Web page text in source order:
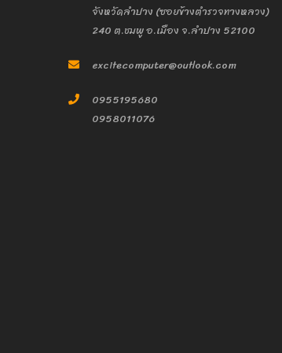
จังหวัดลำปาง (ซอยข้างตำรวจทางหลวง)
240 ต.ชมพู อ.เมือง จ.ลำปาง 52100
excitecomputer@outlook.com
0955195680
0958011076